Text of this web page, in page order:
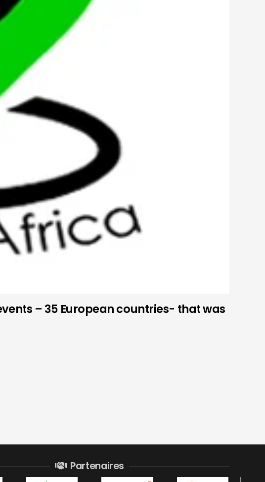
– 35 European countries- that was
Partenaires